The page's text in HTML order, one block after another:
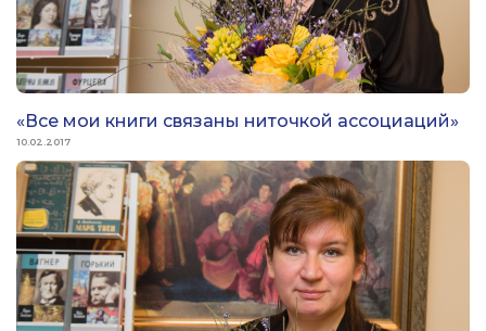
«Все мои книги связаны ниточкой ассоциаций»
10.02.2017